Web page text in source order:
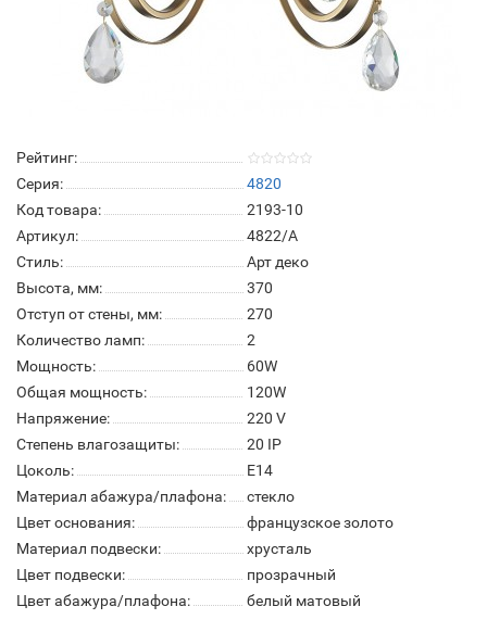
Рейтинг:
Серия:
4820
Код товара:
2193-10
Артикул:
4822/A
Стиль:
Арт деко
Высота, мм:
370
Отступ от стены, мм:
270
Количество ламп:
2
Мощность:
60W
Общая мощность:
120W
Напряжение:
220 V
Степень влагозащиты:
20 IP
Цоколь:
E14
Материал абажура/плафона:
стекло
Цвет основания:
французское золото
Материал подвески:
хрусталь
Цвет подвески:
прозрачный
Цвет абажура/плафона:
белый матовый